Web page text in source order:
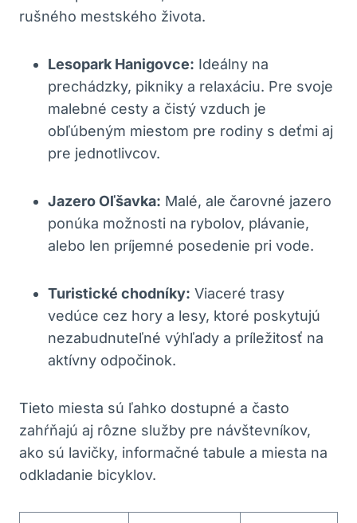
rušného mestského života.
Lesopark Hanigovce: Ideálny na
prechádzky, pikniky a relaxáciu. Pre svoje
malebné cesty a čistý vzduch je
obľúbeným miestom pre rodiny s deťmi aj
pre jednotlivcov.
Jazero Oľšavka: Malé, ale čarovné jazero
ponúka možnosti na rybolov, plávanie,
alebo len príjemné posedenie pri vode.
Turistické chodníky: Viaceré trasy
vedúce cez hory a lesy, ktoré poskytujú
nezabudnuteľné výhľady a príležitosť na
aktívny odpočinok.
Tieto miesta sú ľahko dostupné a často
zahŕňajú aj rôzne služby pre návštevníkov,
ako sú lavičky, informačné tabule a miesta na
odkladanie bicyklov.